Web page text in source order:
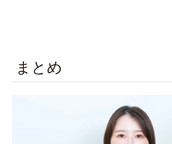
まとめ